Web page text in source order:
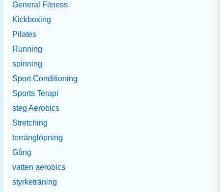
General Fitness
Kickboxing
Pilates
Running
spinning
Sport Conditioning
Sports Terapi
steg Aerobics
Stretching
terränglöpning
Gång
vatten aerobics
styrketräning